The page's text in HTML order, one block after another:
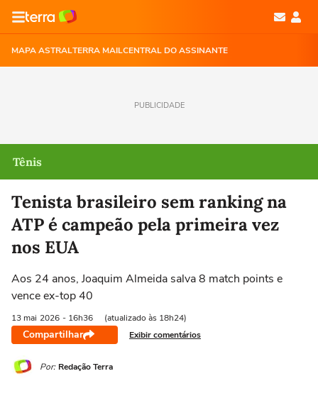
MAPA ASTRALTERRA MAILCENTRAL DO ASSINANTE
PUBLICIDADE
Tênis
Tenista brasileiro sem ranking na
ATP é campeão pela primeira vez
nos EUA
Aos 24 anos, Joaquim Almeida salva 8 match points e
vence ex-top 40
13 mai 2026 - 16h36 (atualizado às 18h24)
Compartilhar Exibir comentários
Por: Redação Terra